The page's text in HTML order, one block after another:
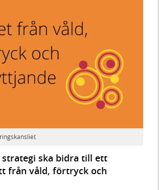
ska bidra till ett
från våld, förtryck och